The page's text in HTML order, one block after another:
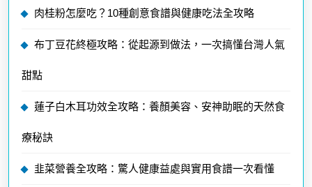
肉桂粉怎麼吃？10種創意食譜與健康吃法全攻略
布丁豆花終極攻略：從起源到做法，一次搞懂台灣人氣
甜點
蓮子白木耳功效全攻略：養顏美容、安神助眠的天然食
療秘訣
韭菜營養全攻略：驚人健康益處與實用食譜一次看懂